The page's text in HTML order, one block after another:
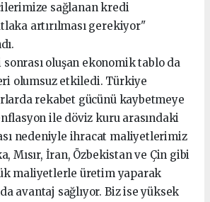
sağlanan kredi
artırılması gerekiyor"
oluşan ekonomik tablo da
olumsuz etkiledi. Türkiye
rekabet gücünü kaybetmeye
ile döviz kuru arasındaki
nedeniyle ihracat maliyetlerimiz
Mısır, İran, Özbekistan ve Çin gibi
maliyetlerle üretim yaparak
avantaj sağlıyor. Biz ise yüksek